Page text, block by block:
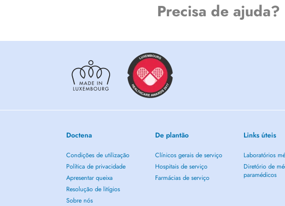
Precisa de ajuda?
Doctena
Condições de utilização
Política de privacidade
Apresentar queixa
Resolução de litígios
Sobre nós
De plantão
Clínicos gerais de serviço
Hospitais de serviço
Farmácias de serviço
Links úteis
Laboratórios
Diretório de
paramédicos